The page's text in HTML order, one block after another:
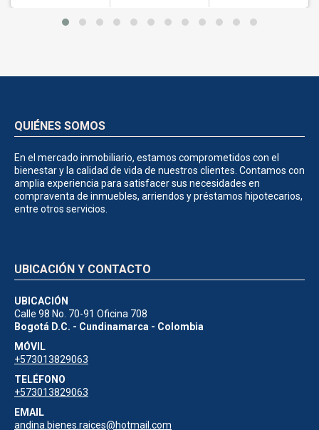
QUIÉNES SOMOS
En el mercado inmobiliario, estamos comprometidos con el
bienestar y la calidad de vida de nuestros clientes. Contamos con
amplia experiencia para satisfacer sus necesidades en
compraventa de inmuebles, arriendos y préstamos hipotecarios,
entre otros servicios.
UBICACIÓN Y CONTACTO
UBICACIÓN
Calle 98 No. 70-91 Oficina 708
Bogotá D.C. - Cundinamarca - Colombia
MÓVIL
+573013829063
TELÉFONO
+573013829063
EMAIL
andina.bienes.raices@hotmail.com